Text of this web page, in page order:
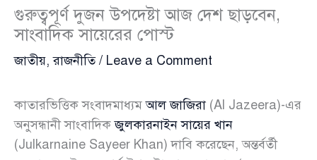
গুরুত্বপূর্ণ দুজন উপদেষ্টা আজ দেশ ছাড়বেন,
সাংবাদিক সায়েরের পোস্ট
জাতীয়,রাজনীতি/ Leave a Comment
কাতারভিত্তিক সংবাদমাধ্যমআল জাজিরা (Al Jazeera)-এর
অনুসন্ধানী সাংবাদিকজুলকারনাইন সায়ের খান
(Julkarnaine Sayeer Khan) দাবি করেছেন, অন্তর্বর্তী